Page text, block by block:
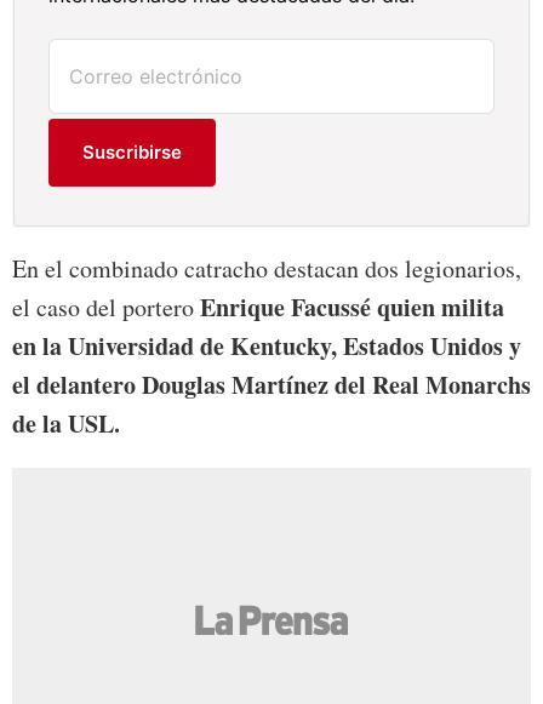
Suscribirse
En el combinado catracho destacan dos legionarios,
el caso del porteroEnrique Facussé quien milita
en la Universidad de Kentucky, Estados Unidos y
el delantero Douglas Martínez del Real Monarchs
de la USL.